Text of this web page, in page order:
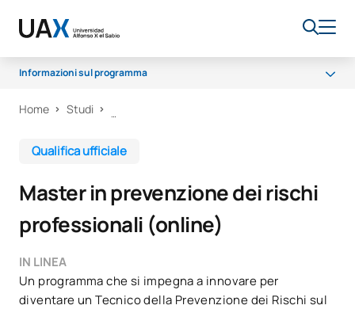
Informazioni sul programma
Programma
Opportunità di carriera
Home Studi
Qualifica ufficiale
Master in prevenzione dei rischi
professionali (online)
IN LINEA
Un programma che si impegna a innovare per
diventare un Tecnico della Prevenzione dei Rischi sul